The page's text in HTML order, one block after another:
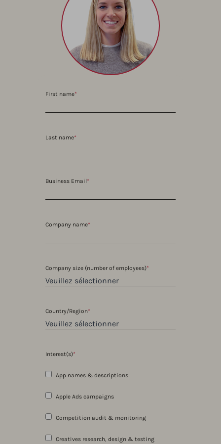
First name*
Last name*
Business Email*
Company name*
Company size (number of employees)*
Country/Region*
Interest(s)*
App names & descriptions
Apple Ads campaigns
Competition audit & monitoring
Creatives research, design & testing